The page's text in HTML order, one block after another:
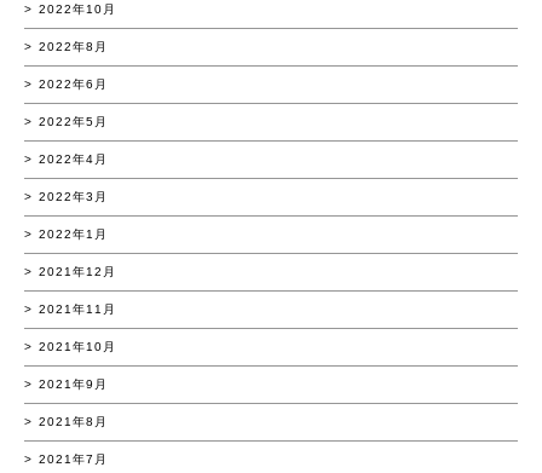
2022年10月
2022年8月
2022年6月
2022年5月
2022年4月
2022年3月
2022年1月
2021年12月
2021年11月
2021年10月
2021年9月
2021年8月
2021年7月